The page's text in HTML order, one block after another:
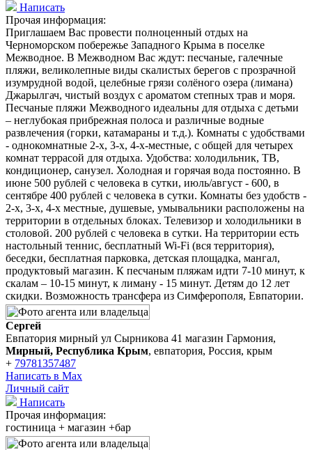
Написать
Прочая информация:
Приглашаем Вас провести полноценный отдых на
Черноморском побережье Западного Крыма в поселке
Межводное. В Межводном Вас ждут: песчаные, галечные
пляжи, великолепные виды скалистых берегов с прозрачной
изумрудной водой, целебные грязи солёного озера (лимана)
Джарылгач, чистый воздух с ароматом степных трав и моря.
Песчаные пляжи Межводного идеальны для отдыха с детьми
– неглубокая прибрежная полоса и различные водные
развлечения (горки, катамараны и т.д.). Комнаты с удобствами
- однокомнатные 2-х, 3-х, 4-х-местные, с общей для четырех
комнат террасой для отдыха. Удобства: холодильник, ТВ,
кондиционер, санузел. Холодная и горячая вода постоянно. В
июне 500 рублей с человека в сутки, июль/август - 600, в
сентябре 400 рублей с человека в сутки. Комнаты без удобств -
2-х, 3-х, 4-х местные, душевые, умывальники расположены на
территории в отдельных блоках. Телевизор и холодильники в
столовой. 200 рублей с человека в сутки. На территории есть
настольный теннис, бесплатный Wi-Fi (вся территория),
беседки, бесплатная парковка, детская площадка, мангал,
продуктовый магазин. К песчаным пляжам идти 7-10 минут, к
скалам – 10-15 минут, к лиману - 15 минут. Детям до 12 лет
скидки. Возможность трансфера из Симферополя, Евпатории.
Сергей
Евпатория мирный ул Сырникова 41 магазин Гармония,
Мирный, Республика Крым, евпатория, Россия, крым
+ 79781357487
Написать в Max
Личный сайт
Написать
Прочая информация:
гостиница + магазин +бар